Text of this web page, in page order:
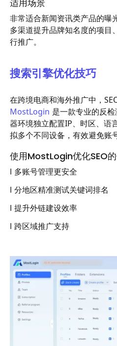
适用场景
非常适合新闻资讯类产品的曝
多渠道提升品牌知名度的项目
行推广。
搜索引擎优化技巧
在跨境电商和海外推广中，
MostLogin 是一款专业的反
器环境独立配置IP、时区、语
拟多个不同设备，有效避免账
使用MostLogin优化SEO的
l 多账号管理更安全
l 分地区精准测试关键词排名
l 提升外链建设效率
l 跨区域推广支持